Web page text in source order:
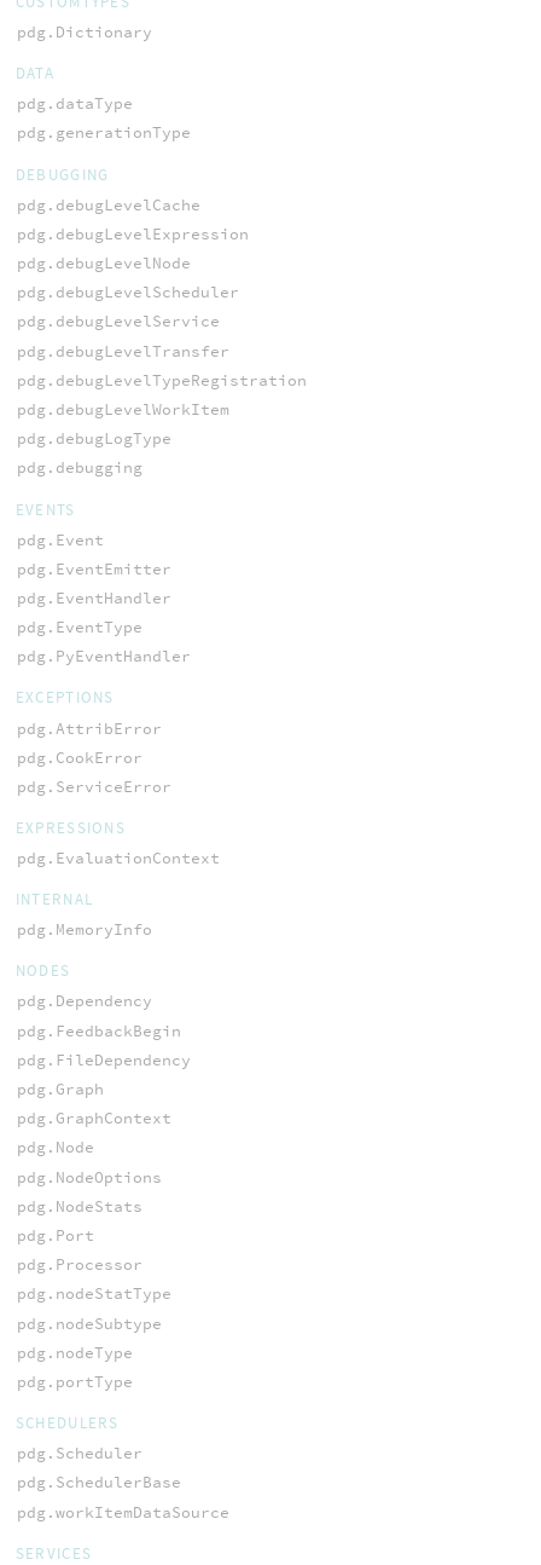
pdg.Dictionary
DATA
pdg.dataType
pdg.generationType
DEBUGGING
pdg.debugLevelCache
pdg.debugLevelExpression
pdg.debugLevelNode
pdg.debugLevelScheduler
pdg.debugLevelService
pdg.debugLevelTransfer
pdg.debugLevelTypeRegistration
pdg.debugLevelWorkItem
pdg.debugLogType
pdg.debugging
EVENTS
pdg.Event
pdg.EventEmitter
pdg.EventHandler
pdg.EventType
pdg.PyEventHandler
EXCEPTIONS
pdg.AttribError
pdg.CookError
pdg.ServiceError
EXPRESSIONS
pdg.EvaluationContext
INTERNAL
pdg.MemoryInfo
NODES
pdg.Dependency
pdg.FeedbackBegin
pdg.FileDependency
pdg.Graph
pdg.GraphContext
pdg.Node
pdg.NodeOptions
pdg.NodeStats
pdg.Port
pdg.Processor
pdg.nodeStatType
pdg.nodeSubtype
pdg.nodeType
pdg.portType
SCHEDULERS
pdg.Scheduler
pdg.SchedulerBase
pdg.workItemDataSource
SERVICES